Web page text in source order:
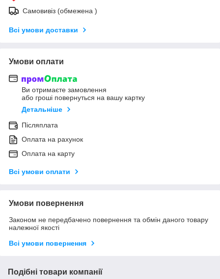
Самовивіз (обмежена )
Всі умови доставки
Умови оплати
Ви отримаєте замовлення
або гроші повернуться на вашу картку
Детальніше
Післяплата
Оплата на рахунок
Оплата на карту
Всі умови оплати
Умови повернення
Законом не передбачено повернення та обмін даного товару
належної якості
Всі умови повернення
Подібні товари компанії